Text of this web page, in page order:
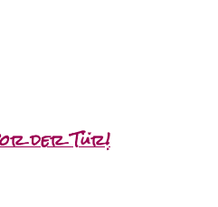
der Tür!